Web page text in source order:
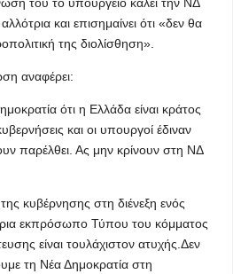
και επισημαίνει ότι «δεν θα
της διολίσθηση».
αναφέρει:
ότι η Ελλάδα είναι κράτος
και οι υπουργοί έδιναν
παρέλθει. Ας μην κρίνουν στη ΝΔ
κυβέρνησης στη διένεξη ενός
εκπρόσωπο Τύπου του κόμματος
είναι τουλάχιστον ατυχής.Δεν
τη Νέα Δημοκρατία στη